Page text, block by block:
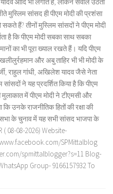
मुस्लिम सांसद ही पीएम मोदी की प्रशंसा
हैं? तीनों मुस्लिम सांसदों ने पीएम मोदी
है कि पीएम मोदी सबका साथ सबका
का भी पूरा ख्याल रखते हैं। यदि पीएम
और अबु ताहिर भी भी मोदी के
राहुल गांधी, अखिलेश यादव जैसे नेता
ने यह प्रदर्शित किया है कि पीएम
मुलाकात में पीएम मोदी ने टीएमसी और
उनके राजनीतिक हितों की रक्षा की
के चुनाव में यह सभी सांसद भाजपा के
( 08-08-2026) Website-
SPMittalblog
spmittalblogger?s=11 Blog-
Group- 9166157932 To